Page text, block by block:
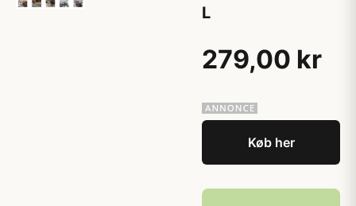
L
279,00 kr
Køb her